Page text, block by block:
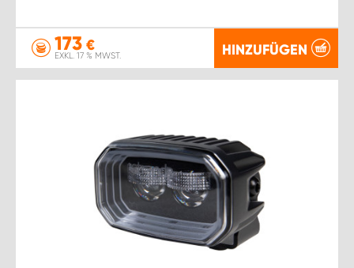
173 €
EXKL. 17 % MWST. HINZUFÜGEN